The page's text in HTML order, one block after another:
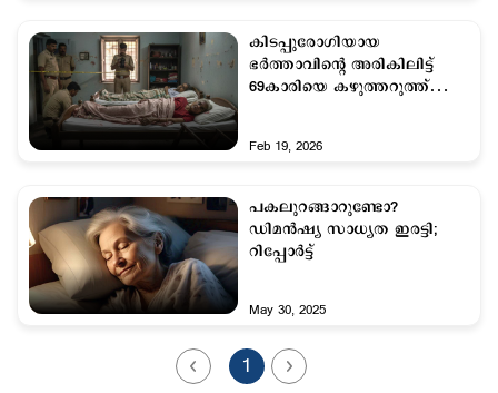
കിടപ്പുരോഗിയായ
ഭര്‍ത്താവിന്‍റെ അരികിലിട്ട്
69കാരിയെ കഴുത്തറുത്ത്
Feb 19, 2026
പകലുറങ്ങാറുണ്ടോ?
ഡിമന്‍ഷ്യ സാധ്യത ഇരട്ടി;
റിപ്പോര്‍ട്ട്
May 30, 2025
1